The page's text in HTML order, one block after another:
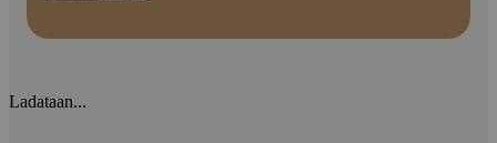
Ladataan...